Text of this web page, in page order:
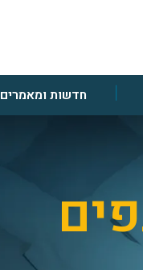
חדשות ומאמרים